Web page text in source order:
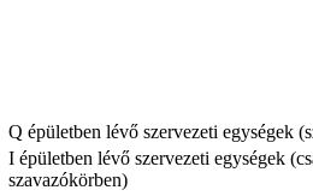
Q épületben lévő szervezeti egységek
I épületben lévő szervezeti egységek
szavazókörben)